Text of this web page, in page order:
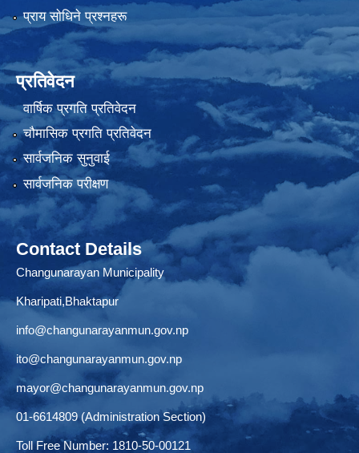
प्राय साेधिने प्रश्नहरू
प्रतिवेदन
वार्षिक प्रगति प्रतिवेदन
चौमासिक प्रगति प्रतिवेदन
सार्वजनिक सुनुवाई
सार्वजनिक परीक्षण
Contact Details
Changunarayan Municipality
Kharipati,Bhaktapur
info@changunarayanmun.gov.np
ito@changunarayanmun.gov.np
mayor@changunarayanmun.gov.np
01-6614809 (Administration Section)
Toll Free Number: 1810-50-00121